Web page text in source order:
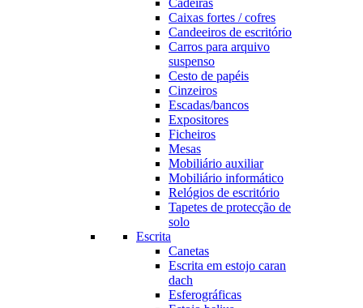
Cadeiras
Caixas fortes / cofres
Candeeiros de escritório
Carros para arquivo
suspenso
Cesto de papéis
Cinzeiros
Escadas/bancos
Expositores
Ficheiros
Mesas
Mobiliário auxiliar
Mobiliário informático
Relógios de escritório
Tapetes de protecção de
solo
Escrita
Canetas
Escrita em estojo caran
dach
Esferográficas